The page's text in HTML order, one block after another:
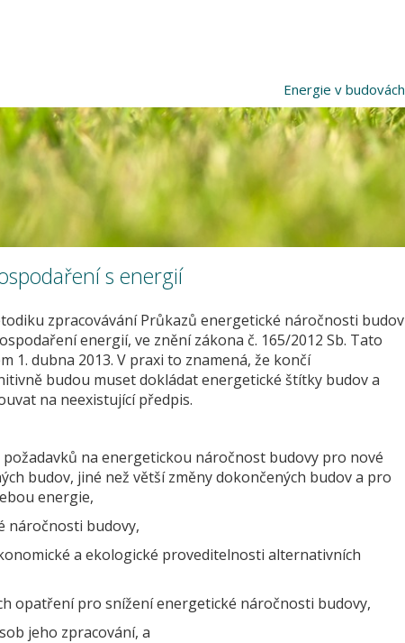
Energie v budovách
s energií
zpracovávání Průkazů energetické náročnosti budov
energií, ve znění zákona č. 165/2012 Sb. Tato
1. dubna 2013. V praxi to znamená, že končí
budou muset dokládat energetické štítky budov a
na neexistující předpis.
na energetickou náročnost budovy pro nové
budov, jiné než větší změny dokončených budov a pro
energie,
náročnosti budovy,
a ekologické proveditelnosti alternativních
opatření pro snížení energetické náročnosti budovy,
jeho zpracování, a